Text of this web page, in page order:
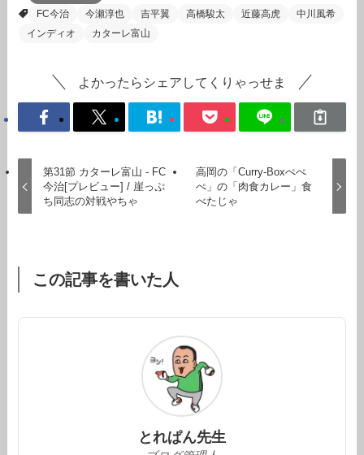
FC今治
今瀬淳也 吉平翼 高橋駿太 近藤高虎
中川風希
インディオ
カターレ富山
よかったらシェアしてくりゃっせま
第31節 カターレ富山 - FC
今治[プレビュー] / 崖っぷ
ち同志の対戦やちゃ
高岡の「Curry-Boxぺぺ
ぺ」の「肉食カレー」食
べたじゃ
この記事を書いた人
とれぱん先生